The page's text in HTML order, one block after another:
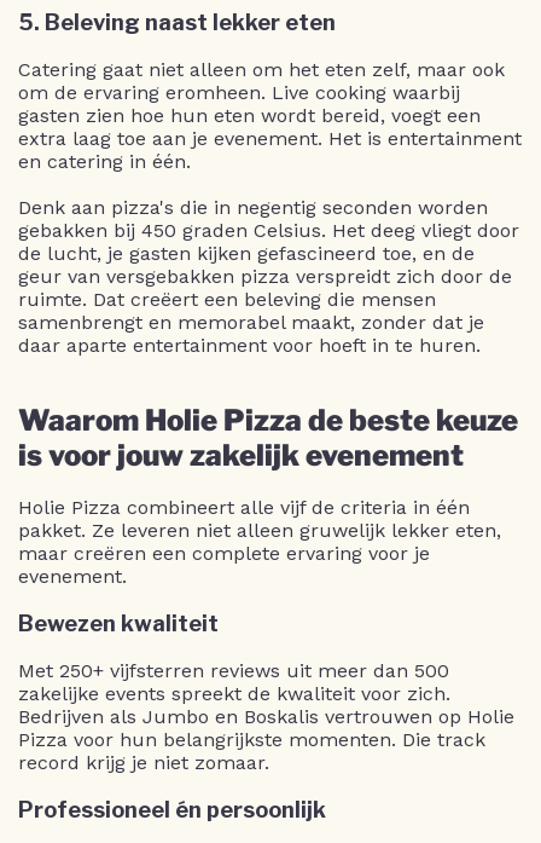
5. Beleving naast lekker eten
Catering gaat niet alleen om het eten zelf, maar ook
om de ervaring eromheen. Live cooking waarbij
gasten zien hoe hun eten wordt bereid, voegt een
extra laag toe aan je evenement. Het is entertainment
en catering in één.
Denk aan pizza's die in negentig seconden worden
gebakken bij 450 graden Celsius. Het deeg vliegt door
de lucht, je gasten kijken gefascineerd toe, en de
geur van versgebakken pizza verspreidt zich door de
ruimte. Dat creëert een beleving die mensen
samenbrengt en memorabel maakt, zonder dat je
daar aparte entertainment voor hoeft in te huren.
Waarom Holie Pizza de beste keuze
is voor jouw zakelijk evenement
Holie Pizza combineert alle vijf de criteria in één
pakket. Ze leveren niet alleen gruwelijk lekker eten,
maar creëren een complete ervaring voor je
evenement.
Bewezen kwaliteit
Met 250+ vijfsterren reviews uit meer dan 500
zakelijke events spreekt de kwaliteit voor zich.
Bedrijven als Jumbo en Boskalis vertrouwen op Holie
Pizza voor hun belangrijkste momenten. Die track
record krijg je niet zomaar.
Professioneel én persoonlijk